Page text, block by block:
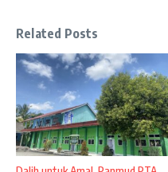
Related Posts